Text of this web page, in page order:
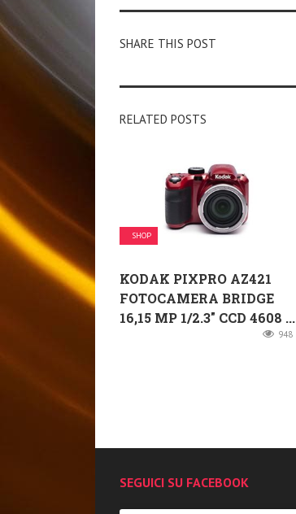
SHARE THIS POST
RELATED POSTS
SHOP
KODAK PIXPRO AZ421
FOTOCAMERA BRIDGE
16,15 MP 1/2.3″ CCD 4608 ...
948
SEGUICI SU FACEBOOK